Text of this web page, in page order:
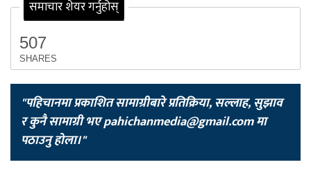
समाचार शेयर गर्नुहोस्
507
SHARES
"पहिचानमा प्रकाशित सामाग्रीबारे प्रतिक्रिया, सल्लाह, सुझाव
र कुनै सामाग्री भएpahichanmedia@gmail.comमा
पठाउनु होला।"